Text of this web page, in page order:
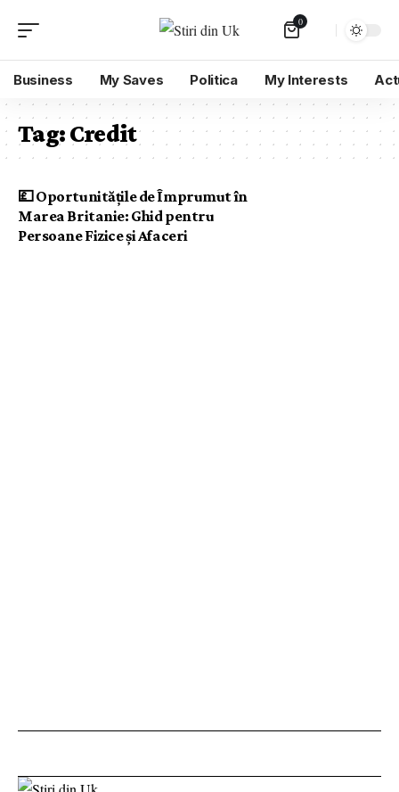
0
Business My Saves Politica My Interests
Tag:Credit
💷 Oportunitățile de Împrumut în
Marea Britanie: Ghid pentru
Persoane Fizice și Afaceri